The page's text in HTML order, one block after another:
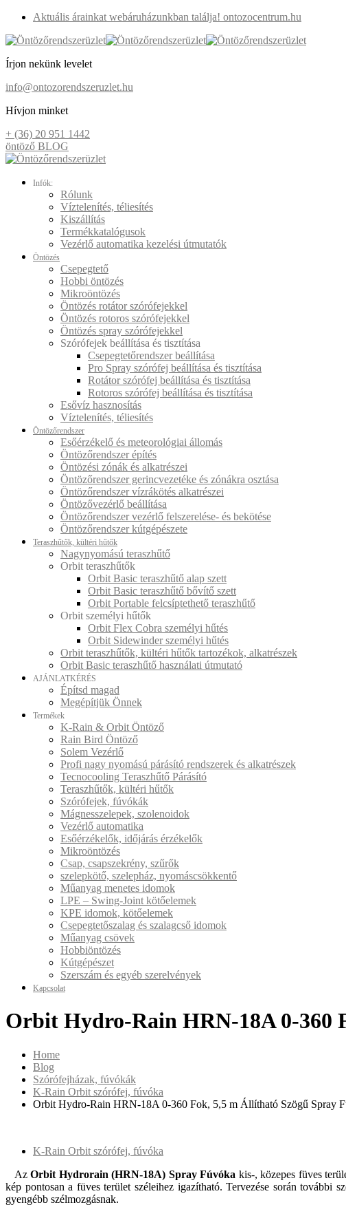
Aktuális árainkat webáruházunkban találja! ontozocentrum.hu
Írjon nekünk levelet
info@ontozorendszeruzlet.hu
Hívjon minket
+ (36) 20 951 1442
öntöző BLOG
Infók:
Rólunk
Víztelenítés, téliesítés
Kiszállítás
Termékkatalógusok
Vezérlő automatika kezelési útmutatók
Öntözés
Csepegtető
Hobbi öntözés
Mikroöntözés
Öntözés rotátor szórófejekkel
Öntözés rotoros szórófejekkel
Öntözés spray szórófejekkel
Szórófejek beállítása és tisztítása
Csepegtetőrendszer beállítása
Pro Spray szórófej beállítása és tisztítása
Rotátor szórófej beállítása és tisztítása
Rotoros szórófej beállítása és tisztítása
Esővíz hasznosítás
Víztelenítés, téliesítés
Öntözőrendszer
Esőérzékelő és meteorológiai állomás
Öntözőrendszer építés
Öntözési zónák és alkatrészei
Öntözőrendszer gerincvezetéke és zónákra osztása
Öntözőrendszer vízrákötés alkatrészei
Öntözővezérlő beállítása
Öntözőrendszer vezérlő felszerelése- és bekötése
Öntözőrendszer kútgépészete
Teraszhűtők, kültéri hűtők
Nagynyomású teraszhűtő
Orbit teraszhűtők
Orbit Basic teraszhűtő alap szett
Orbit Basic teraszhűtő bővítő szett
Orbit Portable felcsíptethető teraszhűtő
Orbit személyi hűtők
Orbit Flex Cobra személyi hűtés
Orbit Sidewinder személyi hűtés
Orbit teraszhűtők, kültéri hűtők tartozékok, alkatrészek
Orbit Basic teraszhűtő használati útmutató
AJÁNLATKÉRÉS
Építsd magad
Megépítjük Önnek
Termékek
K-Rain & Orbit Öntöző
Rain Bird Öntöző
Solem Vezérlő
Profi nagy nyomású párásító rendszerek és alkatrészek
Tecnocooling Teraszhűtő Párásító
Teraszhűtők, kültéri hűtők
Szórófejek, fúvókák
Mágnesszelepek, szolenoidok
Vezérlő automatika
Esőérzékelők, időjárás érzékelők
Mikroöntözés
Csap, csapszekrény, szűrők
szelepkötő, szelepház, nyomáscsökkentő
Műanyag menetes idomok
LPE – Swing-Joint kötőelemek
KPE idomok, kötőelemek
Csepegtetőszalag és szalagcső idomok
Műanyag csövek
Hobbiöntözés
Kútgépészet
Szerszám és egyéb szerelvények
Kapcsolat
Orbit Hydro-Rain HRN-18A 0-360
Home
Blog
Szórófejházak, fúvókák
K-Rain Orbit szórófej, fúvóka
Orbit Hydro-Rain HRN-18A 0-360 Fok, 5,5 m Állítható Szögű Spray
K-Rain Orbit szórófej, fúvóka
AzOrbit Hydrorain (HRN-18A) Spray Fúvóka kis-, közepes füves
kép pontosan a füves terület széleihez igazítható. Tervezése során
gyengébb szélmozgásnak.